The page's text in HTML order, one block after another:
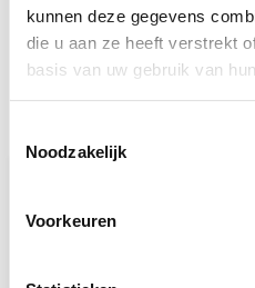
kunnen deze gegevens
die u aan ze heeft verstrekt
basis van uw gebruik van
Noodzakelijk
Voorkeuren
aan. Wij nemen dan direct